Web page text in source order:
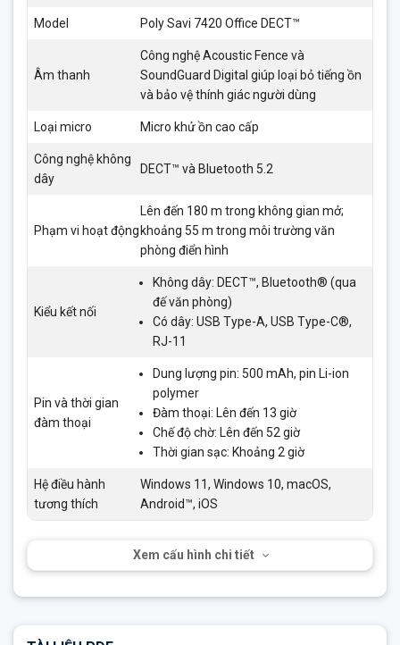
Model Poly Savi 7420 Office DECT™
Âm thanh
Công nghệ Acoustic Fence và
SoundGuard Digital giúp loại bỏ tiếng ồn
và bảo vệ thính giác người dùng
Loại micro Micro khử ồn cao cấp
Công nghệ không
dây
DECT™ và Bluetooth 5.2
Phạm vi hoạt động
Lên đến 180 m trong không gian mở;
khoảng 55 m trong môi trường văn
phòng điển hình
Kiểu kết nối
Không dây: DECT™, Bluetooth® (qua
đế văn phòng)
Có dây: USB Type-A, USB Type-C®,
RJ-11
Pin và thời gian
đàm thoại
Dung lượng pin: 500 mAh, pin Li-ion
polymer
Đàm thoại: Lên đến 13 giờ
Chế độ chờ: Lên đến 52 giờ
Thời gian sạc: Khoảng 2 giờ
Hệ điều hành
tương thích
Windows 11, Windows 10, macOS,
Android™, iOS
Xem cấu hình chi tiết